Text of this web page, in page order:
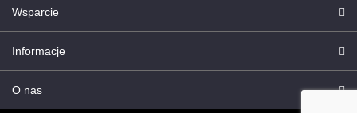
Wsparcie
Informacje
O nas